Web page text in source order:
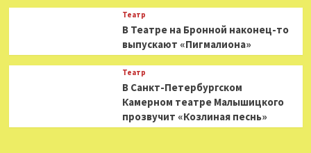
Театр
В Театре на Бронной наконец-то
выпускают «Пигмалиона»
Театр
В Санкт-Петербургском
Камерном театре Малышицкого
прозвучит «Козлиная песнь»